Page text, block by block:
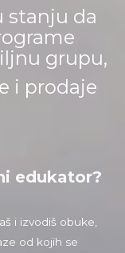
edukator?
i izvodiš obuke,
od kojih se
stanju da
grupu,
i prodaje